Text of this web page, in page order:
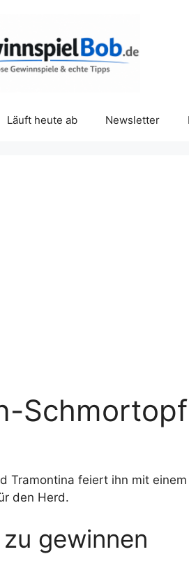
Läuft heute ab Newsletter
Tramontina feiert ihn mit
den Herd.
gewinnen